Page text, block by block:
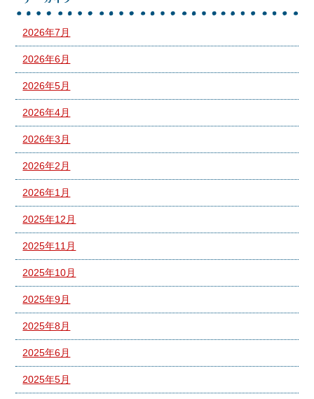
2026年7月
2026年6月
2026年5月
2026年4月
2026年3月
2026年2月
2026年1月
2025年12月
2025年11月
2025年10月
2025年9月
2025年8月
2025年6月
2025年5月